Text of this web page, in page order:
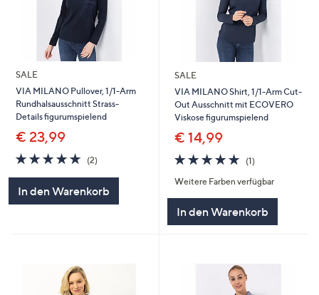
SALE
VIA MILANO Pullover, 1/1-Arm
Rundhalsausschnitt Strass-
Details figurumspielend
€ 23,99
5.0
von
(2)2
In den Warenkorb
SALE
VIA MILANO Shirt, 1/1-Arm Cut-
Out Ausschnitt mit ECOVERO
Viskose figurumspielend
€ 14,99
5.0
von
5
(1)
Weitere Farben verfügbar
In den Warenkorb